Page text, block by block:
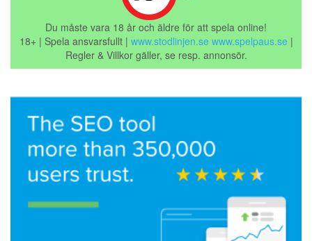
Du måste vara 18 år och äldre för att spela online!
18+ | Spela ansvarsfullt | www.stodlinjen.se www.spelpaus.se |
Regler & Villkor gäller, se resp. annonsör.